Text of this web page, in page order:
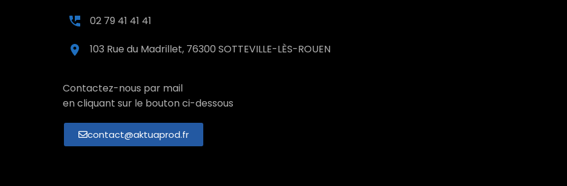
02 79 41 41 41
103 Rue du Madrillet, 76300 SOTTEVILLE-LÈS-ROUEN
Contactez-nous par mail
en cliquant sur le bouton ci-dessous
contact@aktuaprod.fr